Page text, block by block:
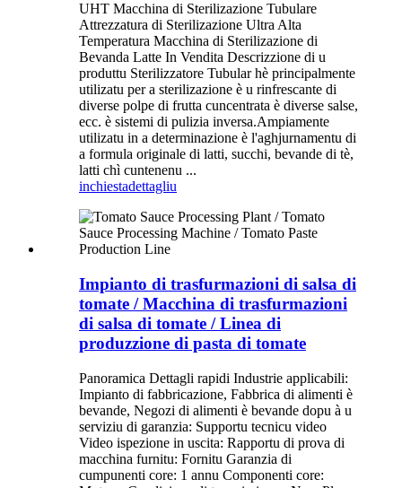
UHT Macchina di Sterilizazione Tubulare
Attrezzatura di Sterilizazione Ultra Alta
Temperatura Macchina di Sterilizazione di
Bevanda Latte In Vendita Descrizzione di u
produttu Sterilizzatore Tubular hè principalmente
utilizatu per a sterilizazione è u rinfrescante di
diverse polpe di frutta cuncentrata è diverse salse,
ecc. è sistemi di pulizia inversa.Ampiamente
utilizatu in a determinazione è l'aghjurnamentu di
a formula originale di latti, succhi, bevande di tè,
latti chì cuntenenu ...
inchiestadettagliu
Impianto di trasfurmazioni di salsa di
tomate / Macchina di trasfurmazioni
di salsa di tomate / Linea di
produzzione di pasta di tomate
Panoramica Dettagli rapidi Industrie applicabili:
Impianto di fabbricazione, Fabbrica di alimenti è
bevande, Negozi di alimenti è bevande dopu à u
serviziu di garanzia: Supportu tecnicu video
Video ispezione in uscita: Rapportu di prova di
macchina furnitu: Fornitu Garanzia di
cumpunenti core: 1 annu Componenti core: